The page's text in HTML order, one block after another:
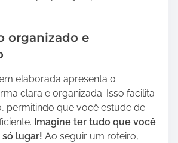
organizado e
elaborada apresenta o
clara e organizada. Isso facilita
permitindo que você estude de
Imagine ter tudo que você
lugar! Ao seguir um roteiro,